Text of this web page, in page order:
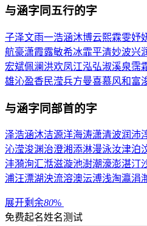
与涵字同五行的字
子泽文雨一浩涵沐博云熙霖雯妤
航豪潇霞露敏希冰霏平清妙波兴
宏斌佩澜 洪欢凤江泓弘淑溪泉霈
雄沁盈香民滢兵方曼喜慕风和富
与涵字同部首的字
泽浩涵沐洁源洋海涛潇清波润沛
沁滢浚渊治澄湘添淋漫泳汝津泊
沣漪洵汇湉滋漩池澍潮濠澎湛汀
浦汪漂湖泱流溶澳沄溥浅淘瀛涓
展开剩余80%
免费起名姓名测试